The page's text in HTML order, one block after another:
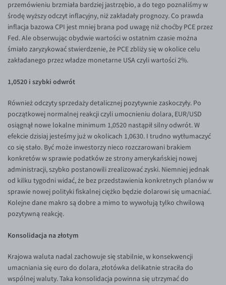
CNY/PLN
HKD/PLN
HUF/PLN
ILS/PLN
JPY/PLN
RON/PLN
SGD/PLN
TRY/PLN
ZAR/PLN
EUR/USD
EUR/GBP
EUR/CHF
EUR/NOK
EUR/SEK
FAQ
Konto i opłaty
Wymiana walut
Banki i przelewy
Przelewy zagraniczne
przemówieniu brzmiała bardziej jastrzębio, a do tego poznaliśmy w
środę wyższy odczyt inflacyjny, niż zakładały prognozy. Co prawda
inflacja bazowa CPI jest mniej brana pod uwagę niż choćby PCE przez
Fed. Ale obserwując obydwie wartości w ostatnim czasie można
śmiało zaryzykować stwierdzenie, że PCE zbliży się w okolice celu
zakładanego przez władze monetarne USA czyli wartości 2%.
1,0520 i szybki odwrót
Również odczyty sprzedaży detalicznej pozytywnie zaskoczyły. Po
początkowej normalnej reakcji czyli umocnieniu dolara, EUR/USD
osiągnął nowe lokalne minimum 1,0520 nastąpił silny odwrót. W
efekcie dzisiaj jesteśmy już w okolicach 1,0630. I trudno wytłumaczyć
co się stało. Być może inwestorzy nieco rozczarowani brakiem
konkretów w sprawie podatków ze strony amerykańskiej nowej
administracji, szybko postanowili zrealizować zyski. Niemniej jednak
od kilku tygodni widać, że bez przedstawienia konkretnych planów w
sprawie nowej polityki fiskalnej ciężko będzie dolarowi się umacniać.
Kolejne dane makro są dobre a mimo to wywołują tylko chwilową
pozytywną reakcję.
Konsolidacja na złotym
Krajowa waluta nadal zachowuje się stabilnie, w konsekwencji
umacniania się euro do dolara, złotówka delikatnie straciła do
wspólnej waluty. Taka konsolidacja powinna się utrzymać do